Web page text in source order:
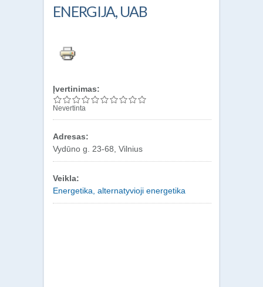
ENERGIJA, UAB
Įvertinimas:
Nevertinta
Adresas:
Vydūno g. 23-68, Vilnius
Veikla:
Energetika, alternatyvioji energetika